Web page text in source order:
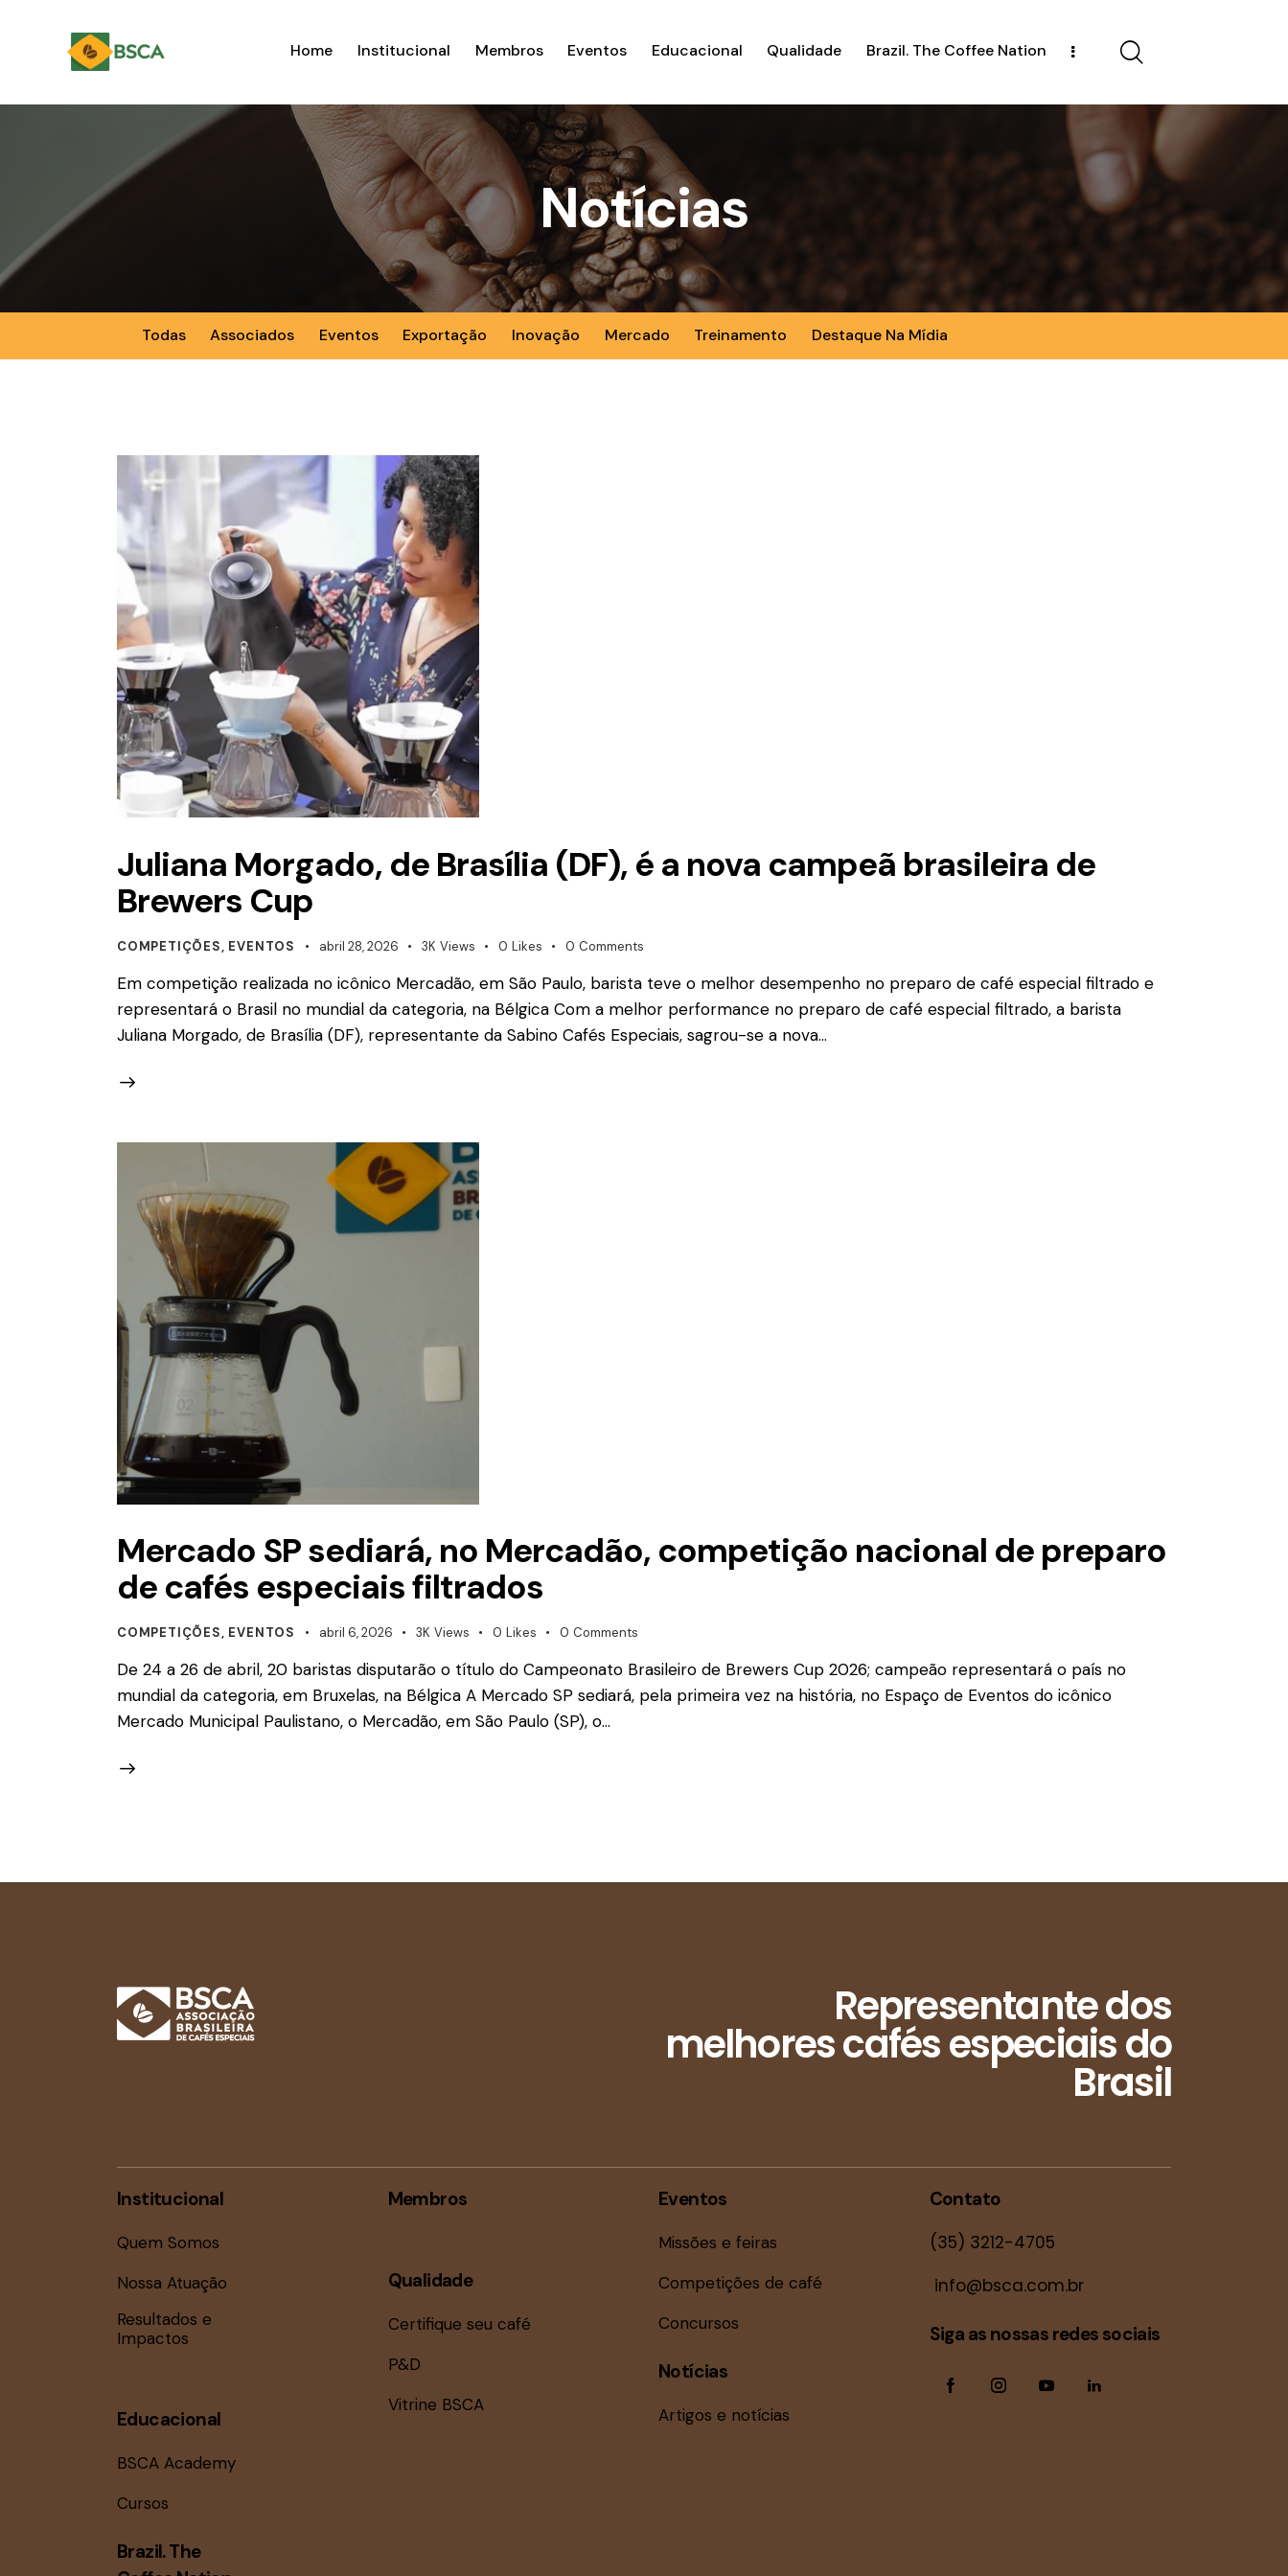
Home Institucional Membros Eventos Educacional Qualidade Brazil. The Coffee Nation
Notícias
Todas Associados Eventos Exportação Inovação Mercado Treinamento Destaque Na Mídia
Juliana Morgado, de Brasília (DF), é a nova campeã brasileira de
Brewers Cup
COMPETIÇÕES, EVENTOS abril 28, 2026 3K Views 0 Likes 0 Comments
Em competição realizada no icônico Mercadão, em São Paulo, barista teve o melhor desempenho no preparo de café especial filtrado e
representará o Brasil no mundial da categoria, na Bélgica Com a melhor performance no preparo de café especial filtrado, a barista
Juliana Morgado, de Brasília (DF), representante da Sabino Cafés Especiais, sagrou-se a nova…
Mercado SP sediará, no Mercadão, competição nacional de preparo
de cafés especiais filtrados
COMPETIÇÕES, EVENTOS abril 6, 2026 3K Views 0 Likes 0 Comments
De 24 a 26 de abril, 20 baristas disputarão o título do Campeonato Brasileiro de Brewers Cup 2026; campeão representará o país no
mundial da categoria, em Bruxelas, na Bélgica A Mercado SP sediará, pela primeira vez na história, no Espaço de Eventos do icônico
Mercado Municipal Paulistano, o Mercadão, em São Paulo (SP), o…
Representante dos
melhores cafés especiais do
Brasil
Institucional
Quem Somos
Nossa Atuação
Resultados e
Impactos
Educacional
BSCA Academy
Cursos
Brazil. The
Membros
Qualidade
Certifique seu café
P&D
Vitrine BSCA
Eventos
Missões e feiras
Competições de café
Concursos
Notícias
Artigos e notícias
Contato
(35) 3212-4705
info@bsca.com.br
Siga as nossas redes sociais